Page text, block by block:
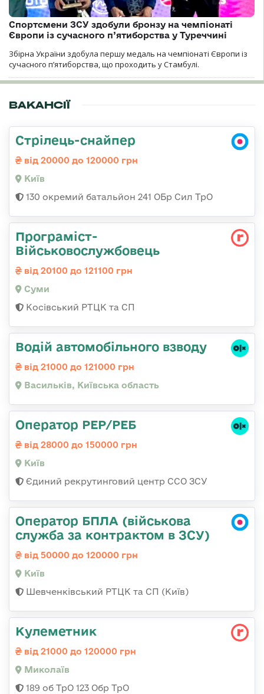
Спортсмени ЗСУ здобули бронзу на чемпіонаті
Європи із сучасного п’ятиборства у Туреччині
Збірна України здобула першу медаль на чемпіонаті Європи із
сучасного п’ятиборства, що проходить у Стамбулі.
ВАКАНСІЇ
Стрілець-снайпер
від 20000 до 120000 грн
Київ
130 окремий батальйон 241 ОБр Сил ТрО
Програміст-
Військовослужбовець
від 20100 до 121100 грн
Суми
Косівський РТЦК та СП
Водій автомобільного взводу
від 21000 до 121000 грн
Васильків, Київська область
Оператор РЕР/РЕБ
від 28000 до 150000 грн
Київ
Єдиний рекрутинговий центр ССО ЗСУ
Оператор БПЛА (військова
служба за контрактом в ЗСУ)
від 50000 до 120000 грн
Київ
Шевченківський РТЦК та СП (Київ)
Кулеметник
від 21000 до 120000 грн
Миколаїв
189 об ТрО 123 Обр ТрО